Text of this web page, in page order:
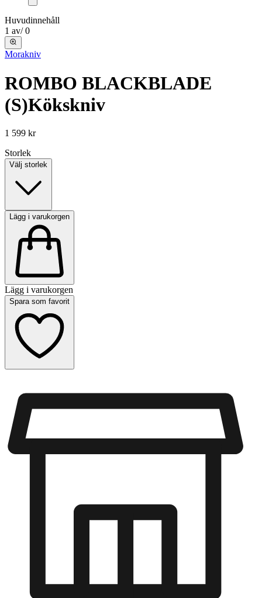
Huvudinnehåll
1 av/ 0
Morakniv
ROMBO BLACKBLADE
(S)Kökskniv
1 599 kr
Storlek
Välj storlek
Lägg i varukorgen
Lägg i varukorgen
Spara som favorit